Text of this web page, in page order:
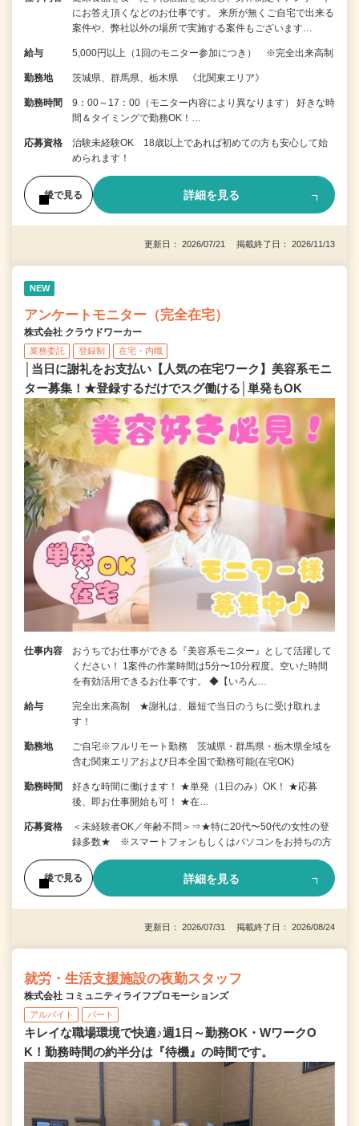
にお答え頂くなどのお仕事です。 来所が無くご自宅で出来る
案件や、弊社以外の場所で実施する案件もございます…
給与 5,000円以上（1回のモニター参加につき） ※完全出来高制
勤務地 茨城県、群馬県、栃木県 《北関東エリア》
勤務時間
9：00～17：00（モニター内容により異なります） 好きな時
間＆タイミングで勤務OK！…
応募資格
治験未経験OK 18歳以上であれば初めての方も安心して始
められます！
後で見る 詳細を見る
更新日： 2026/07/21 掲載終了日： 2026/11/13
NEW
アンケートモニター（完全在宅）
株式会社 クラウドワーカー
業務委託 登録制 在宅・内職
│当日に謝礼をお支払い【人気の在宅ワーク】美容系モニ
ター募集！★登録するだけでスグ働ける│単発もOK
仕事内容
おうちでお仕事ができる『美容系モニター』として活躍して
ください！ 1案件の作業時間は5分〜10分程度。空いた時間
を有効活用できるお仕事です。 ◆【いろん…
給与
完全出来高制 ★謝礼は、最短で当日のうちに受け取れま
す！
勤務地
ご自宅※フルリモート勤務 茨城県・群馬県・栃木県全域を
含む関東エリアおよび日本全国で勤務可能(在宅OK)
勤務時間
好きな時間に働けます！ ★単発（1日のみ）OK！ ★応募
後、即お仕事開始も可！ ★在…
応募資格
＜未経験者OK／年齢不問＞⇒★特に20代〜50代の女性の登
録多数★ ※スマートフォンもしくはパソコンをお持ちの方
後で見る 詳細を見る
更新日： 2026/07/31 掲載終了日： 2026/08/24
就労・生活支援施設の夜勤スタッフ
株式会社 コミュニティライフプロモーションズ
アルバイト パート
キレイな職場環境で快適♪週1日～勤務OK・WワークO
K！勤務時間の約半分は『待機』の時間です。